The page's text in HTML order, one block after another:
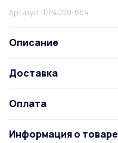
Артикул: I17P4000-664
Описание
Доставка
Оплата
Информация о товаре